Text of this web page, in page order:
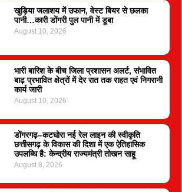
खुड़िया जलाशय में उफान, वेस्ट बियर से छलका
पानी…कारी डोंगरी पुल पानी में डूबा
August 10, 2026
भारी बारिश के बीच जिला प्रशासन अलर्ट, संभावित
बाढ़ प्रभावित क्षेत्रों में देर रात तक राहत एवं निगरानी
कार्य जारी
August 10, 2026
डोंगरगढ़–कटघोरा नई रेल लाइन की स्वीकृति
छत्तीसगढ़ के विकास की दिशा में एक ऐतिहासिक
उपलब्धि है: केन्द्रीय राज्यमंत्री तोखन साहू
August 8, 2026